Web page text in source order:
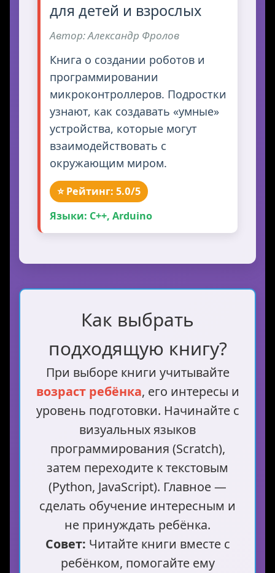
для детей и взрослых
Автор: Александр Фролов
Книга о создании роботов и
программировании
микроконтроллеров. Подростки
узнают, как создавать «умные»
устройства, которые могут
взаимодействовать с
окружающим миром.
⭐ Рейтинг: 5.0/5
Языки: C++, Arduino
Как выбрать
подходящую книгу?
При выборе книги учитывайте
возраст ребёнка, его интересы и
уровень подготовки. Начинайте с
визуальных языков
программирования (Scratch),
затем переходите к текстовым
(Python, JavaScript). Главное —
сделать обучение интересным и
не принуждать ребёнка.
Совет: Читайте книги вместе с
ребёнком, помогайте ему